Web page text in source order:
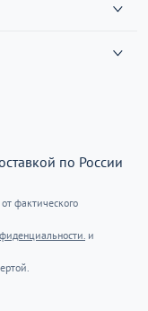
по России
фактического
и